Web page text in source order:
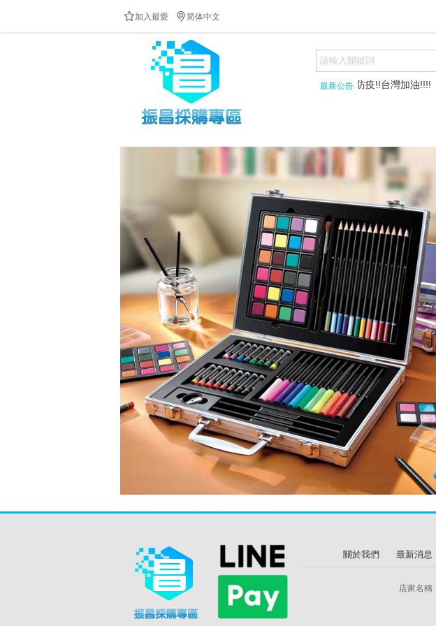
加入最愛 简体中文
最新公告
防疫隔板供應中!!!歡迎來電洽詢!!!全民防疫!!台灣加油!!!!
關於我們 最新消息
店家名稱